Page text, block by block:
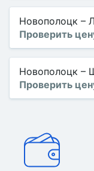
Новополоцк –
Проверить
Новополоцк –
Проверить